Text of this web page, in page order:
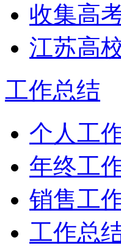
收集高
江苏高
工作总结
个人工
年终工
销售工
工作总